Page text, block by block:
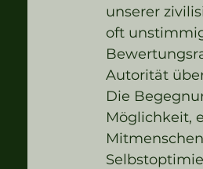
unserer
oft
Autorität
Die
Möglichkeit,